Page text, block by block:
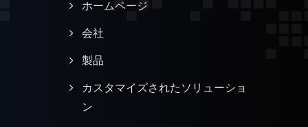
ホームページ
会社
製品
カスタマイズされたソリューショ
ン